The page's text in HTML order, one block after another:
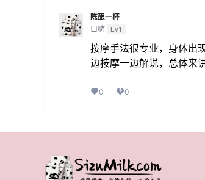
陈酿一杯
口嗨 Lv1
按摩手法很专业，身体出
边按摩一边解说，总体来
0 0